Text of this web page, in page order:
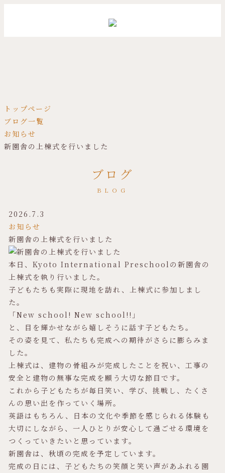
トップページ
ブログ一覧
お知らせ
新園舎の上棟式を行いました
ブログ
BLOG
2026.7.3
お知らせ
新園舎の上棟式を行いました
本日、Kyoto International Preschoolの新園舎の
上棟式を執り行いました。
子どもたちも実際に現地を訪れ、上棟式に参加しまし
た。
「New school! New school!!」
と、目を輝かせながら嬉しそうに話す子どもたち。
その姿を見て、私たちも完成への期待がさらに膨らみま
した。
上棟式は、建物の骨組みが完成したことを祝い、工事の
安全と建物の無事な完成を願う大切な節目です。
これから子どもたちが毎日笑い、学び、挑戦し、たくさ
んの思い出を作っていく場所。
英語はもちろん、日本の文化や季節を感じられる体験も
大切にしながら、一人ひとりが安心して過ごせる環境を
つくっていきたいと思っています。
新園舎は、秋頃の完成を予定しています。
完成の日には、子どもたちの笑顔と笑い声があふれる園